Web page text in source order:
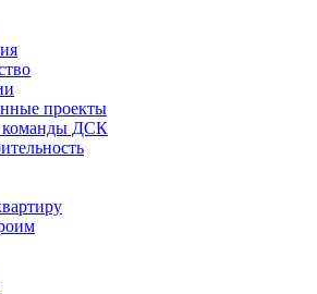
проекты
команды ДСК